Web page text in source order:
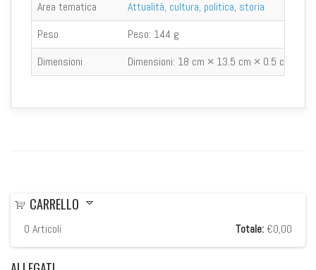
Area tematica
Attualità, cultura, politica, storia
Peso
Peso: 144 g
Dimensioni
Dimensioni: 18 cm × 13.5 cm × 0.5 cm
CARRELLO
0 Articoli Totale: €0,00